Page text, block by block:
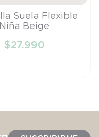
AL CARRITO
Suela Flexible
Niña Beige
$27.990